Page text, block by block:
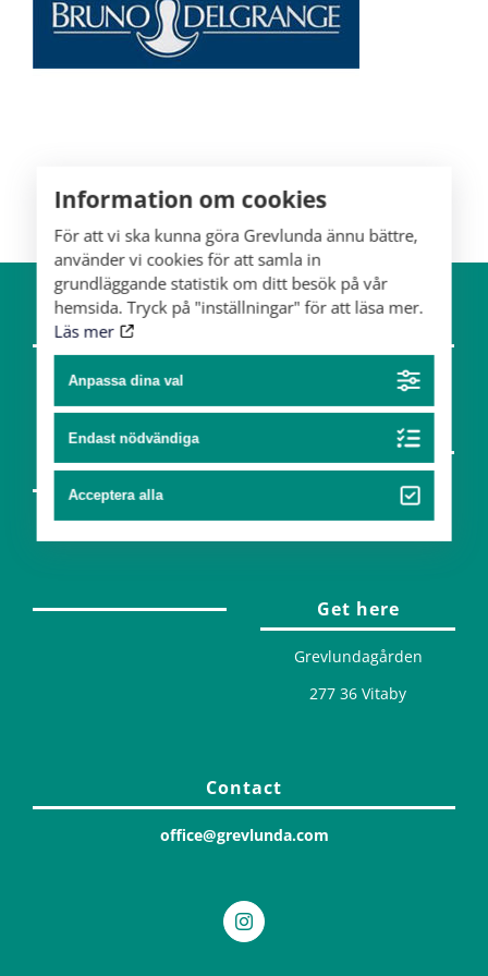
The estate
Team
Partners
Art & design
Design
Get here
Grevlundagården
277 36 Vitaby
Contact
office@grevlunda.com
Information om cookies
För att vi ska kunna göra Grevlunda ännu bättre,
använder vi cookies för att samla in
grundläggande statistik om ditt besök på vår
hemsida. Tryck på "inställningar" för att läsa mer.
Läs mer
Anpassa dina val
Endast nödvändiga
Acceptera alla